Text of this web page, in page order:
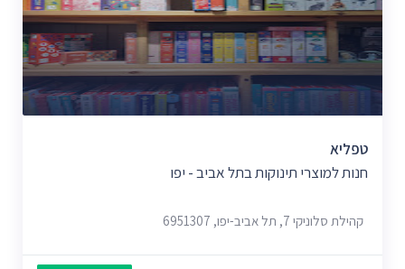
טפליא
חנות למוצרי תינוקות בתל אביב - יפו
קהילת סלוניקי 7, תל אביב-יפו, 6951307